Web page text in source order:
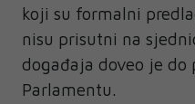
koji su formalni
nisu prisutni na
događaja doveo je do
Parlamentu.